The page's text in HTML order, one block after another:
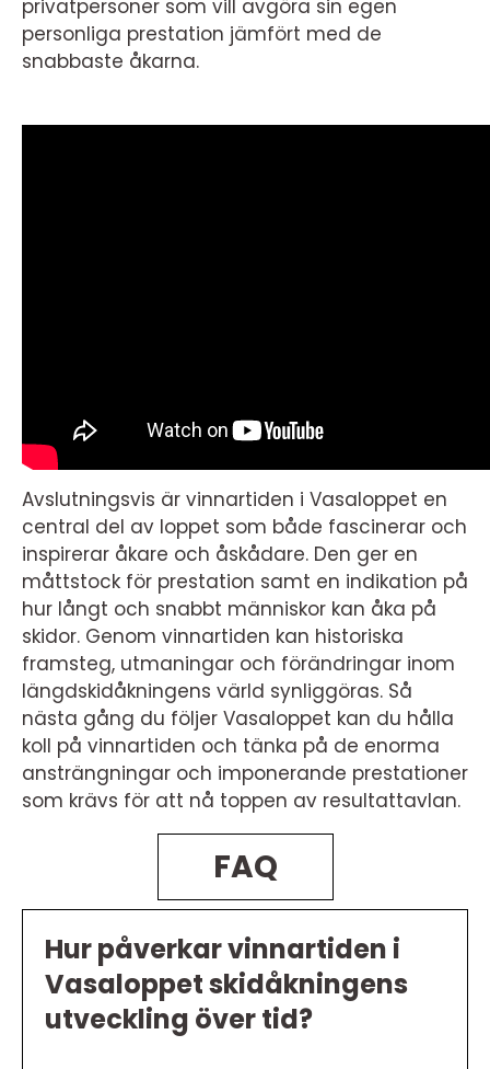
privatpersoner som vill avgöra sin egen
personliga prestation jämfört med de
snabbaste åkarna.
Avslutningsvis är vinnartiden i Vasaloppet en
central del av loppet som både fascinerar och
inspirerar åkare och åskådare. Den ger en
måttstock för prestation samt en indikation på
hur långt och snabbt människor kan åka på
skidor. Genom vinnartiden kan historiska
framsteg, utmaningar och förändringar inom
längdskidåkningens värld synliggöras. Så
nästa gång du följer Vasaloppet kan du hålla
koll på vinnartiden och tänka på de enorma
ansträngningar och imponerande prestationer
som krävs för att nå toppen av resultattavlan.
FAQ
Hur påverkar vinnartiden i
Vasaloppet skidåkningens
utveckling över tid?